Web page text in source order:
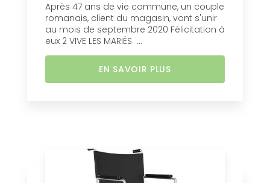
Après 47 ans de vie commune, un couple
romanais, client du magasin, vont s'unir
au mois de septembre 2020 Félicitation à
eux 2 VIVE LES MARIÉS ...
EN SAVOIR PLUS